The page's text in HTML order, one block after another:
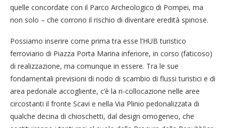
quelle concordate con il Parco Archeologico di Pompei, ma
non solo – che corrono il rischio di diventare eredità spinose.
Possiamo inserire come prima tra esse l’HUB turistico
ferroviario di Piazza Porta Marina inferiore, in corso (faticoso)
di realizzazione, ma comunque in essere. Tra le sue
fondamentali previsioni di nodo di scambio di flussi turistici e di
area pedonale accogliente, c’è la ri-collocazione nelle aree
circostanti il fronte Scavi e nella Via Plinio pedonalizzata di
qualche decina di chioschetti, dal design omogeneo, che